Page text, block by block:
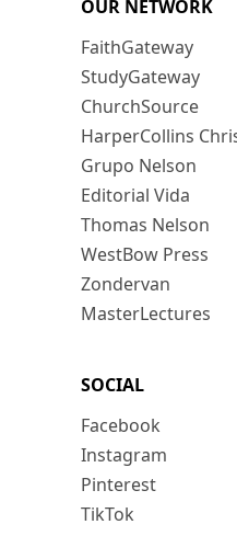
OUR NETWORK
FaithGateway
StudyGateway
ChurchSource
HarperCollins
Grupo Nelson
Editorial Vida
Thomas Nelson
WestBow Press
Zondervan
MasterLectures
SOCIAL
Facebook
Instagram
Pinterest
TikTok